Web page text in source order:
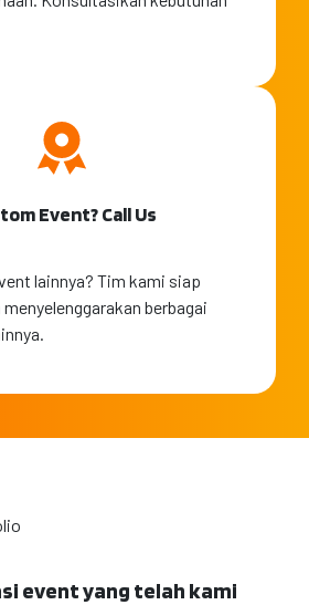
Event? Call Us
lainnya? Tim kami siap
berbagai
event yang telah kami